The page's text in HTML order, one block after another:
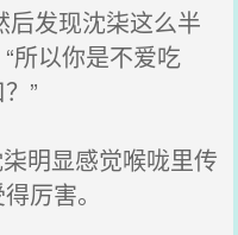
发现沈柒这么半
所以你是不爱吃
”
明显感觉喉咙里传
厉害。